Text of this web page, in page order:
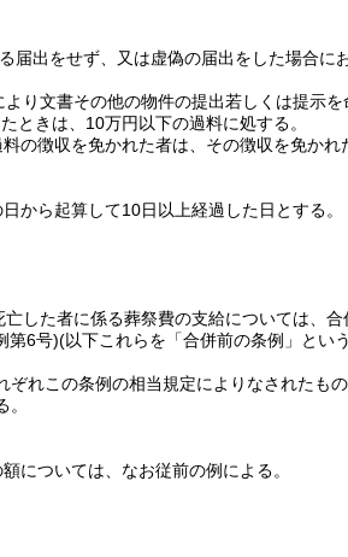
届出をせず、又は虚偽の届出をした場合に
り文書その他の物件の提出若しくは提示を
ときは、10万円以下の過料に処する。
の徴収を免かれた者は、その徴収を免かれ
から起算して10日以上経過した日とする。
した者に係る葬祭費の支給については、
第6号)(以下これらを「合併前の条例」とい
れこの条例の相当規定によりなされたもの
については、なお従前の例による。